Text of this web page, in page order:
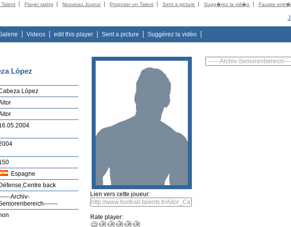
Talent Player rating Nouveau Joueur Proposer un Talent Sent a picture Sugg�rez la vid�o
Fausse
Videos edit this player Sent a picture Suggérez la vidéo
López
López
Espagne
Défense,Centre back
Archiv-
Lien vers cette joueur:
Rate player: